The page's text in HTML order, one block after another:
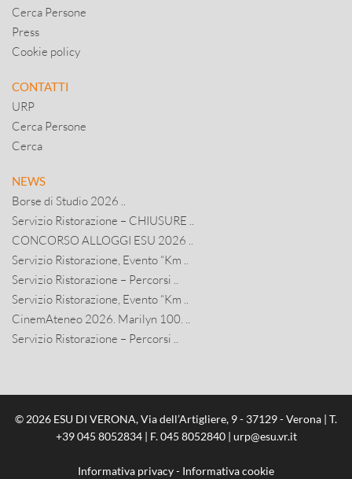
Cerca Persone
Press
Cookie policy
CONTATTI
URP
Cerca Persone
Cerca
NEWS
Borse di Studio 2026 ..
Servizio Ristorazione – CHIUSURE ..
CONCORSO ALLOGGI ESU 2026 ..
Servizio Ristorazione, Evento “Km ..
Servizio Ristorazione – Percorsi ..
Servizio Ristorazione, Evento “Km ..
CinemAteneo 2026. Marilyn 100. ..
Servizio Ristorazione – Percorsi ..
© 2026 ESU DI VERONA, Via dell’Artigliere, 9 - 37129 - Verona | T.
+39 045 8052834| F. 045 8052840 | urp@esu.vr.it
Informativa privacy- Informativa cookie